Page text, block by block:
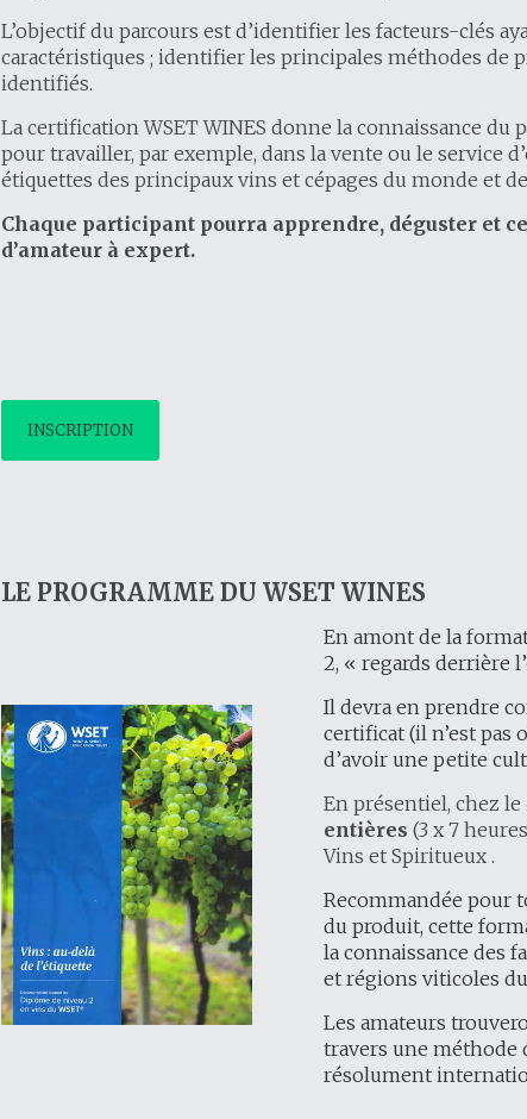
L’objectif du parcours est d’identifier les facteurs-clés
caractéristiques ; identifier les principales méthodes de
identifiés.
La certification WSET WINES donne la connaissance
pour travailler, par exemple, dans la vente ou le service
étiquettes des principaux vins et cépages du monde et
Chaque participant pourra apprendre, déguster et
d’amateur à expert.
INSCRIPTION
LE PROGRAMME DU WSET WINES
En amont de la
2, « regards derrière
Il devra en prendre
certificat (il n’est pas
d’avoir une petite
En présentiel, chez
entières (3 x 7
Vins et Spiritueux .
Recommandée pour
du produit, cette
la connaissance des
et régions viticoles
Les amateurs
travers une méthode
résolument